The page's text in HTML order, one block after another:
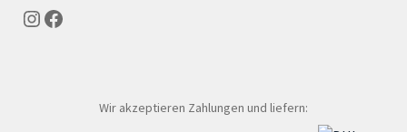
Instagram
Facebook
Wir akzeptieren Zahlungen und liefern: